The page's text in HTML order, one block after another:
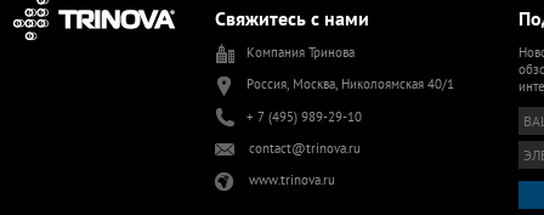
Свяжитесь с нами
Компания Тринова
Россия, Москва, Николоямская 40/1
+ 7 (495) 989-29-10
contact@trinova.ru
www.trinova.ru